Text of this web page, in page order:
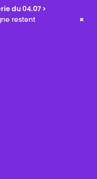
du 04.07 >
restent
×